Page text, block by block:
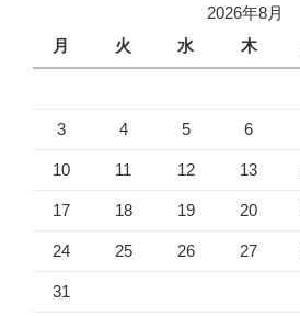
ョ
2026年8月
月
火 水 木
3 4 5 6
10 11 12 13
17 18 19 20
24 25 26 27
31